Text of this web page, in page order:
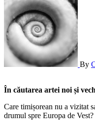
By
În căutarea artei noi și
Care timișorean nu a vizitat
drumul spre Europa de Vest?